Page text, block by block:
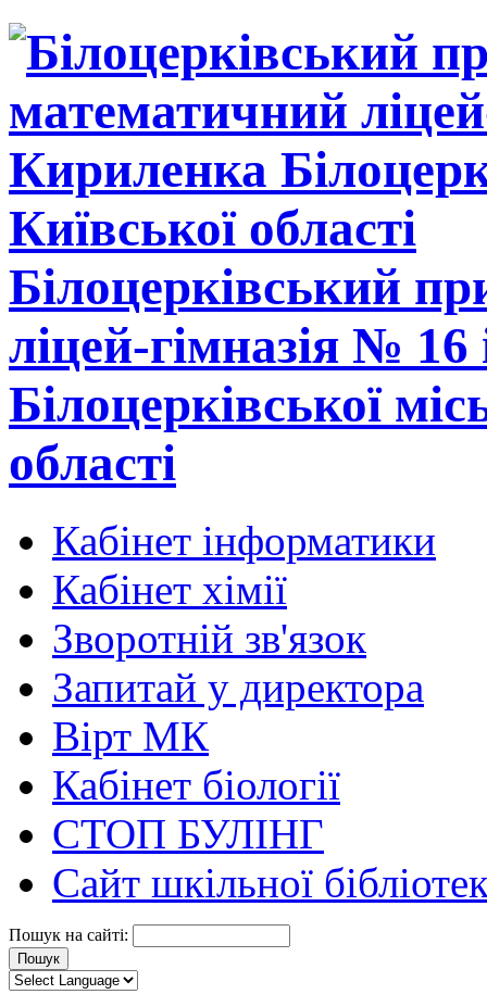
Білоцерківський
ліцей-гімназія №
Білоцерківської
області
Кабінет інформатики
Кабінет хімії
Зворотній зв'язок
Запитай у директора
Вірт МК
Кабінет біології
СТОП БУЛІНГ
Сайт шкільної
Пошук на сайті: